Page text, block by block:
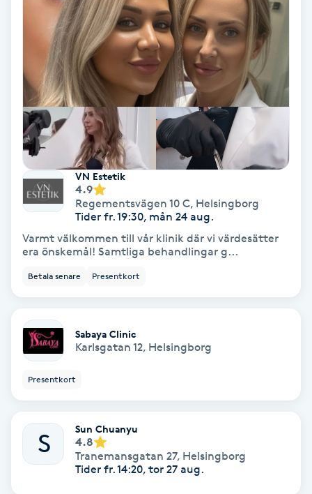
Hatha Yoga
Headspa
Healing
Herrklippning
HIFU
Hudföryngring
Huduppstramning
Hudvård
Hyaluronsyra
VN Estetik
4.9
Regementsvägen 10 C, Helsingborg
Tider fr. 19:30, mån 24 aug.
Varmt välkommen till vår klinik där vi värdesätter
era önskemål! Samtliga behandlingar g...
Betala senare Presentkort
Sabaya Clinic
Karlsgatan 12, Helsingborg
Presentkort
S
Sun Chuanyu
4.8
Tranemansgatan 27, Helsingborg
Tider fr. 14:20, tor 27 aug.